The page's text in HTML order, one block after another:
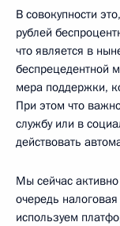
В совокупности
рублей
что является в
беспрецедентной
мера поддержки,
При этом что
службу или в
действовать
Мы сейчас
очередь
используем